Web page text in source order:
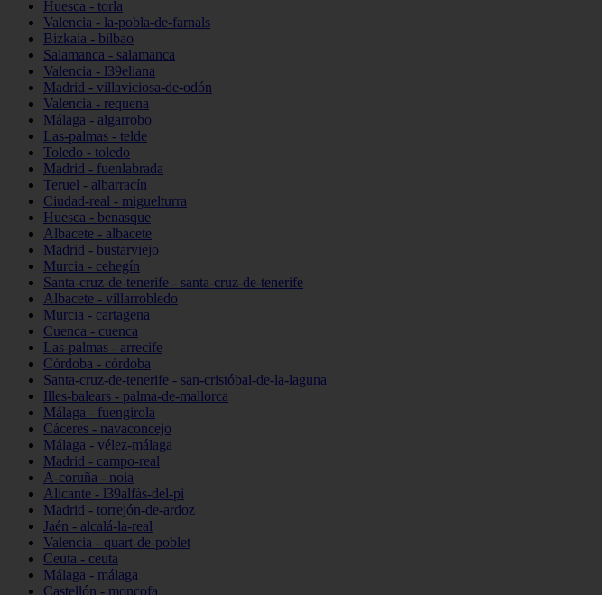
Huesca - torla
Valencia - la-pobla-de-farnals
Bizkaia - bilbao
Salamanca - salamanca
Valencia - l39eliana
Madrid - villaviciosa-de-odón
Valencia - requena
Málaga - algarrobo
Las-palmas - telde
Toledo - toledo
Madrid - fuenlabrada
Teruel - albarracín
Ciudad-real - miguelturra
Huesca - benasque
Albacete - albacete
Madrid - bustarviejo
Murcia - cehegín
Santa-cruz-de-tenerife - santa-cruz-de-tenerife
Albacete - villarrobledo
Murcia - cartagena
Cuenca - cuenca
Las-palmas - arrecife
Córdoba - córdoba
Santa-cruz-de-tenerife - san-cristóbal-de-la-laguna
Illes-balears - palma-de-mallorca
Málaga - fuengirola
Cáceres - navaconcejo
Málaga - vélez-málaga
Madrid - campo-real
A-coruña - noia
Alicante - l39alfàs-del-pi
Madrid - torrejón-de-ardoz
Jaén - alcalá-la-real
Valencia - quart-de-poblet
Ceuta - ceuta
Málaga - málaga
Castellón - moncofa